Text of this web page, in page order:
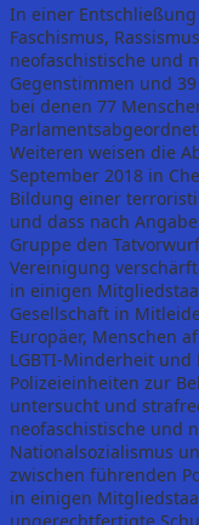
In einer
Faschismus,
neofaschistische und
Gegenstimmen und
bei denen 77
Weiteren weisen die
September 2018 in
Bildung einer
und dass nach
Gruppe den
Vereinigung
in einigen
Gesellschaft in
Europäer, Menschen
LGBTI-Minderheit
Polizeieinheiten zur
untersucht und
neofaschistische und
Nationalsozialismus
zwischen führenden
in einigen
ungerechtfertigte